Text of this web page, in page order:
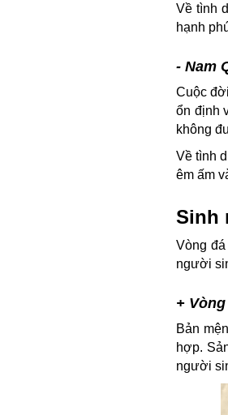
Về tình
hạnh
- Nam
Cuộc
ổn định
không
Về tình
êm ấm
Sinh
Vòng
người
+
Bản
hợp.
người